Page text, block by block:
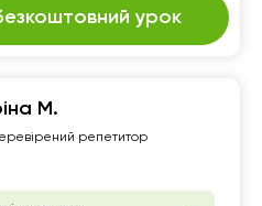
урок
М.
репетитор